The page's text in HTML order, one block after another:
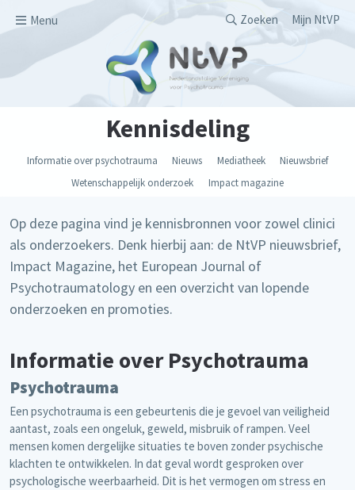
Menu
Secondary
Zoeken Mijn NtVP
Kennisdeling
Informatie over psychotrauma Nieuws Mediatheek
Nieuwsbrief
Wetenschappelijk onderzoek
Impact magazine
Op deze pagina vind je kennisbronnen voor zowel clinici
als onderzoekers. Denk hierbij aan: de NtVP nieuwsbrief,
Impact Magazine, het European Journal of
Psychotraumatology en een overzicht van lopende
onderzoeken en promoties.
Informatie over Psychotrauma
Psychotrauma
Een psychotrauma is een gebeurtenis die je gevoel van veiligheid
aantast, zoals een ongeluk, geweld, misbruik of rampen. Veel
mensen komen dergelijke situaties te boven zonder psychische
klachten te ontwikkelen. In dat geval wordt gesproken over
psychologische weerbaarheid. Dit is het vermogen om stress en